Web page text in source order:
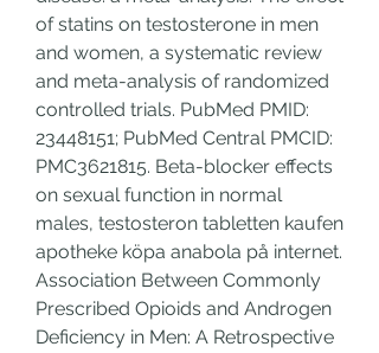
of statins on testosterone in men
and women, a systematic review
and meta-analysis of randomized
controlled trials. PubMed PMID:
23448151; PubMed Central PMCID:
PMC3621815. Beta-blocker effects
on sexual function in normal
males, testosteron tabletten kaufen
apotheke köpa anabola på internet.
Association Between Commonly
Prescribed Opioids and Androgen
Deficiency in Men: A Retrospective